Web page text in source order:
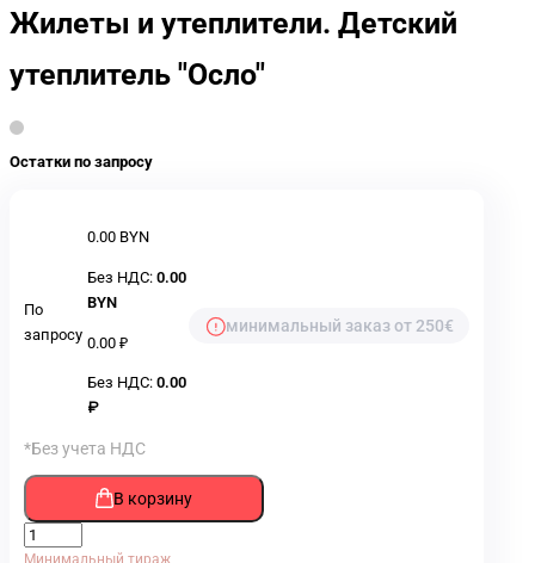
Жилеты и утеплители. Детский
утеплитель "Осло"
Остатки по запросу
По
запросу
0.00 BYN
Без НДС: 0.00
BYN
0.00 ₽
Без НДС: 0.00
₽
минимальный заказ от 250€
*Без учета НДС
В корзину